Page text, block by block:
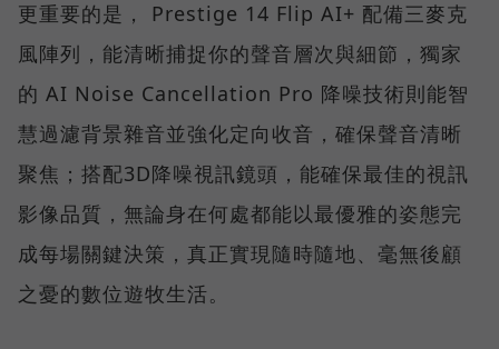
更重要的是， Prestige 14 Flip AI+ 配備三麥克
風陣列，能清晰捕捉你的聲音層次與細節，獨家
的 AI Noise Cancellation Pro 降噪技術則能智
慧過濾背景雜音並強化定向收音，確保聲音清晰
聚焦；搭配3D降噪視訊鏡頭，能確保最佳的視訊
影像品質，無論身在何處都能以最優雅的姿態完
成每場關鍵決策，真正實現隨時隨地、毫無後顧
之憂的數位遊牧生活。